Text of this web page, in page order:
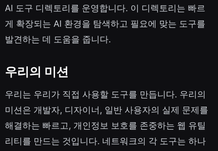
AI 도구 디렉토리를 운영합니다. 이 디렉토리는 빠르
게 확장되는 AI 환경을 탐색하고 필요에 맞는 도구를
발견하는 데 도움을 줍니다.
우리의 미션
우리는 우리가 직접 사용할 도구를 만듭니다. 우리의
미션은 개발자, 디자이너, 일반 사용자의 실제 문제를
해결하는 빠르고, 개인정보 보호를 존중하는 웹 유틸
리티를 만드는 것입니다. 네트워크의 각 도구는 하나